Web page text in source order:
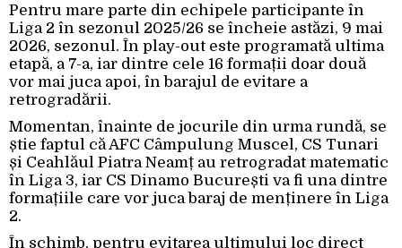
Pentru mare parte din echipele participante în
Liga 2 în sezonul 2025/26 se încheie astăzi, 9 mai
2026, sezonul. În play-out este programată ultima
etapă, a 7-a, iar dintre cele 16 formații doar două
vor mai juca apoi, în barajul de evitare a
retrogradării.
Momentan, înainte de jocurile din urma rundă, se
știe faptul că AFC Câmpulung Muscel, CS Tunari
și Ceahlăul Piatra Neamț au retrogradat matematic
în Liga 3, iar CS Dinamo București va fi una dintre
formațiile care vor juca baraj de menținere în Liga
2.
În schimb, pentru evitarea ultimului loc direct